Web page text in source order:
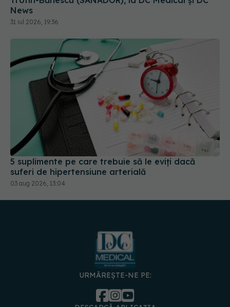
31 iul 2026, 19:36
5 suplimente pe care trebuie să le eviți dacă
suferi de hipertensiune arterială
03 aug 2026, 13:04
URMĂREȘTE-NE PE:
DESCARCĂ APLICAȚIA